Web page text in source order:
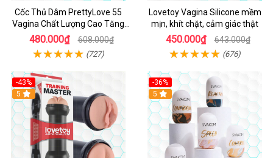
Cốc Thủ Dâm PrettyLove 55
Vagina Chất Lượng Cao Tăng
Khoái Cảm
480.000₫ 608.000₫
(727)
Lovetoy Vagina Silicone mềm
mịn, khít chặt, cảm giác thật
450.000₫ 643.000₫
(676)
-43%
Hot
5
-36%
Hot
5